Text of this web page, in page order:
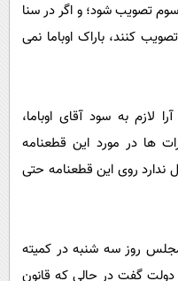
تصویب شود؛ و اگر در سنا
کنند، باراک اوباما نمی
لازم به سود آقای اوباما،
ها در مورد این قطعنامه
ندارد روی این قطعنامه حتی
روز سه شنبه در کمیته
دولت گفت در حالی که قانون